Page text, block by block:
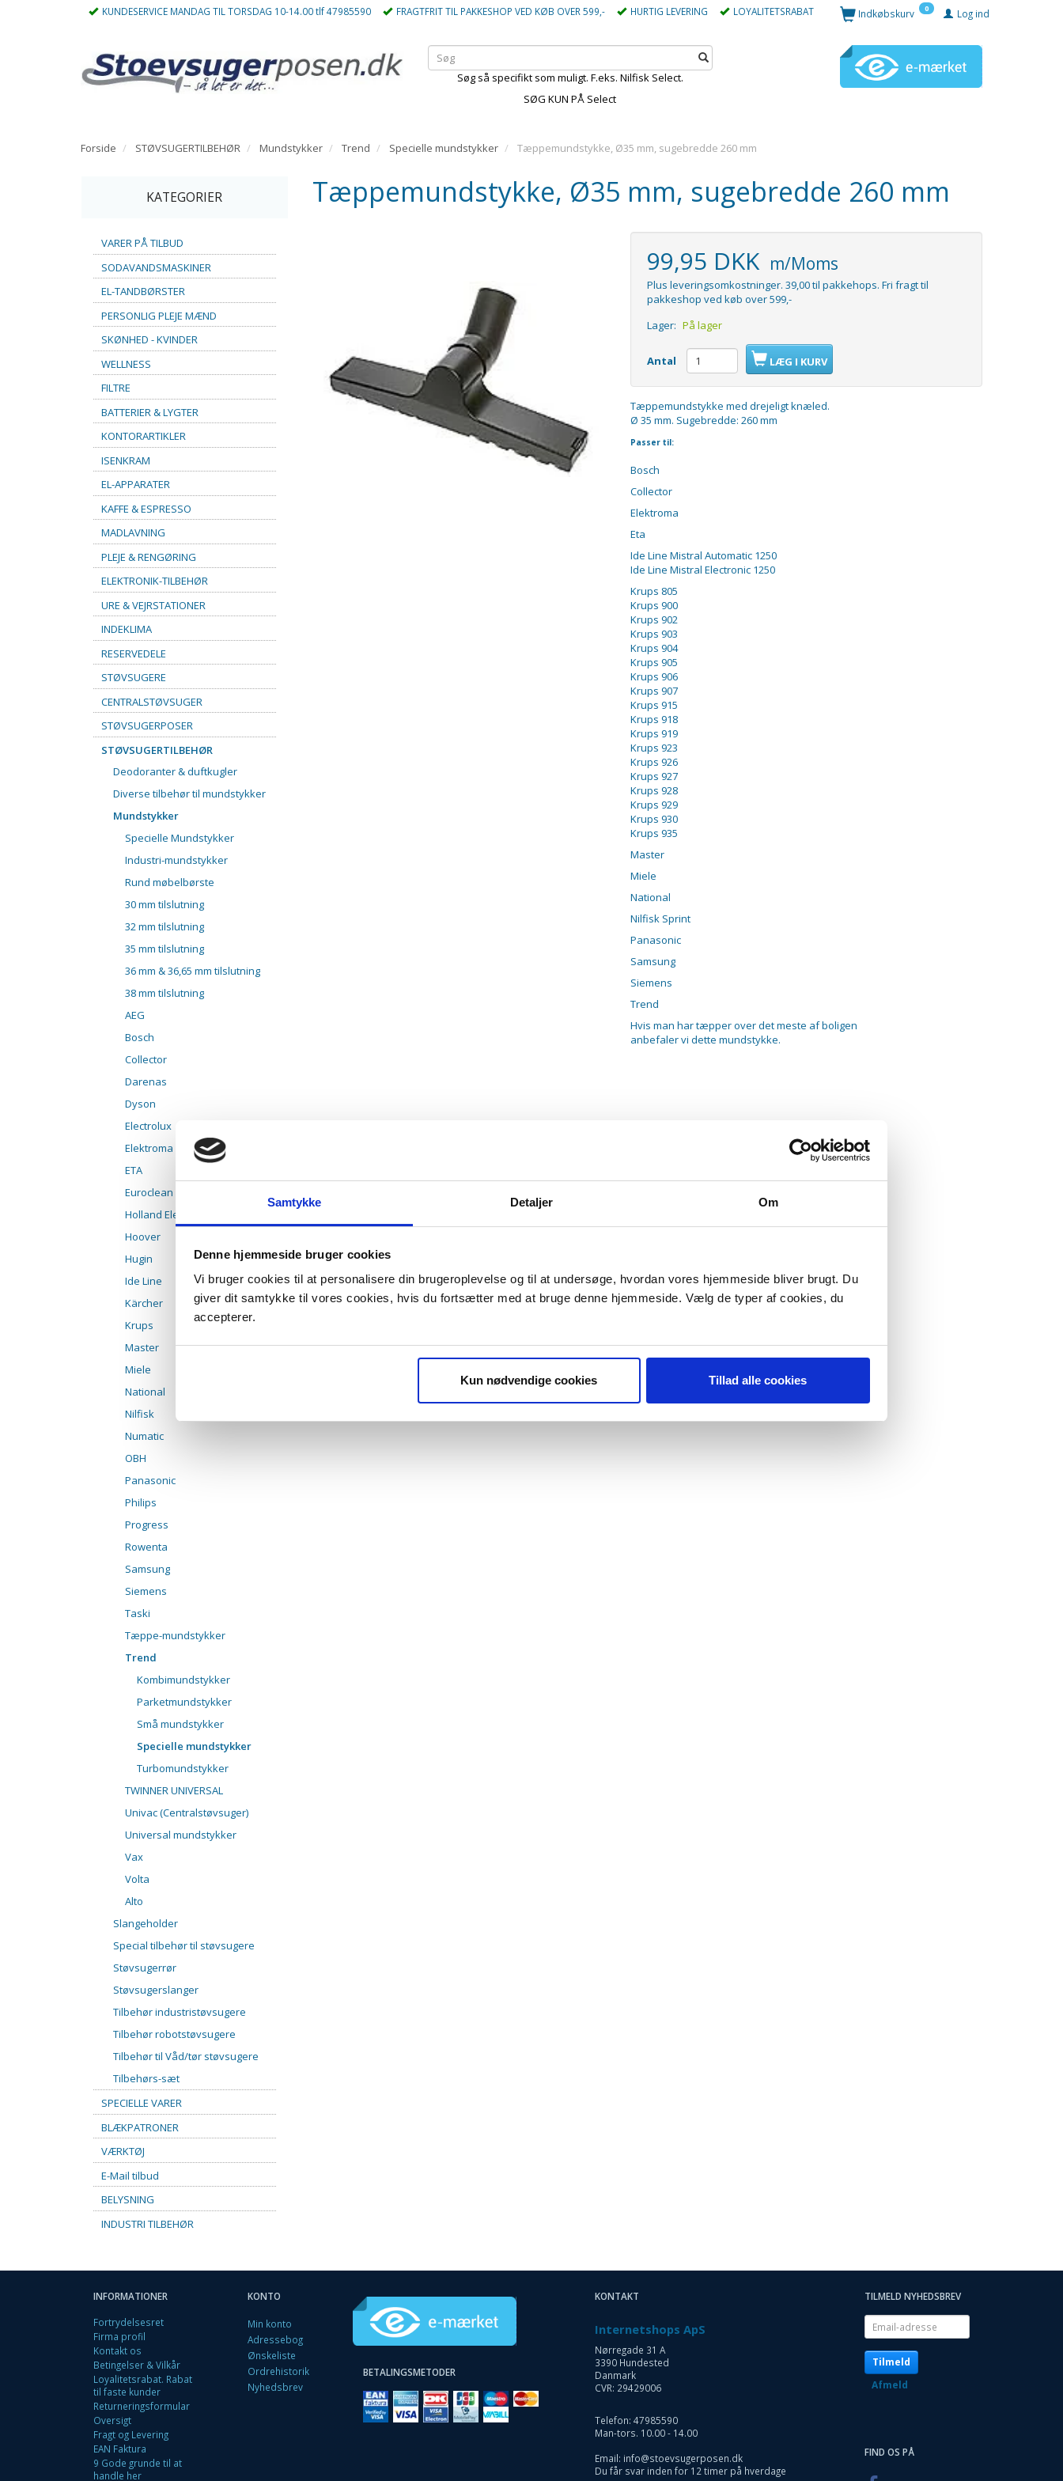
Samtykke Detaljer Om
Denne hjemmeside bruger cookies
Vi bruger cookies til at personalisere din brugeroplevelse og til at undersøge, hvordan vores hjemmeside bliver brugt. Du
giver dit samtykke til vores cookies, hvis du fortsætter med at bruge denne hjemmeside. Vælg de typer af cookies, du
accepterer.
Kun nødvendige cookies Tillad alle cookies
KUNDESERVICE MANDAG TIL TORSDAG 10-14.00 tlf 47985590 FRAGTFRIT TIL PAKKESHOP VED KØB OVER 599,- HURTIG LEVERING LOYALITETSRABAT Log ind
Indkøbskurv 0
Søg så specifikt som muligt. F.eks. Nilfisk Select.
SØG KUN PÅ Select
Forside STØVSUGERTILBEHØR Mundstykker Trend Specielle mundstykker Tæppemundstykke, Ø35 mm, sugebredde 260 mm
KATEGORIER
VARER PÅ TILBUD
SODAVANDSMASKINER
EL-TANDBØRSTER
PERSONLIG PLEJE MÆND
SKØNHED - KVINDER
WELLNESS
FILTRE
BATTERIER & LYGTER
KONTORARTIKLER
ISENKRAM
EL-APPARATER
KAFFE & ESPRESSO
MADLAVNING
PLEJE & RENGØRING
ELEKTRONIK-TILBEHØR
URE & VEJRSTATIONER
INDEKLIMA
RESERVEDELE
STØVSUGERE
CENTRALSTØVSUGER
STØVSUGERPOSER
STØVSUGERTILBEHØR
Deodoranter & duftkugler
Diverse tilbehør til mundstykker
Mundstykker
Specielle Mundstykker
Industri-mundstykker
Rund møbelbørste
30 mm tilslutning
32 mm tilslutning
35 mm tilslutning
36 mm & 36,65 mm tilslutning
38 mm tilslutning
AEG
Bosch
Collector
Darenas
Dyson
Electrolux
Elektroma
ETA
Euroclean
Holland Elektro
Hoover
Hugin
Ide Line
Kärcher
Krups
Master
Miele
National
Nilfisk
Numatic
OBH
Panasonic
Philips
Progress
Rowenta
Samsung
Siemens
Taski
Tæppe-mundstykker
Trend
Kombimundstykker
Parketmundstykker
Små mundstykker
Specielle mundstykker
Turbomundstykker
TWINNER UNIVERSAL
Univac (Centralstøvsuger)
Universal mundstykker
Vax
Volta
Alto
Slangeholder
Special tilbehør til støvsugere
Støvsugerrør
Støvsugerslanger
Tilbehør industristøvsugere
Tilbehør robotstøvsugere
Tilbehør til Våd/tør støvsugere
Tilbehørs-sæt
SPECIELLE VARER
BLÆKPATRONER
VÆRKTØJ
E-Mail tilbud
BELYSNING
INDUSTRI TILBEHØR
Tæppemundstykke, Ø35 mm, sugebredde 260 mm
99,95 DKK m/Moms
Plus leveringsomkostninger. 39,00 til pakkehops. Fri fragt til
pakkeshop ved køb over 599,-
Lager: På lager
Antal LÆG I KURV
Tæppemundstykke med drejeligt knæled.
Ø 35 mm. Sugebredde: 260 mm
Passer til:
Bosch
Collector
Elektroma
Eta
Ide Line Mistral Automatic 1250
Ide Line Mistral Electronic 1250
Krups 805
Krups 900
Krups 902
Krups 903
Krups 904
Krups 905
Krups 906
Krups 907
Krups 915
Krups 918
Krups 919
Krups 923
Krups 926
Krups 927
Krups 928
Krups 929
Krups 930
Krups 935
Master
Miele
National
Nilfisk Sprint
Panasonic
Samsung
Siemens
Trend
Hvis man har tæpper over det meste af boligen
anbefaler vi dette mundstykke.
INFORMATIONER
Fortrydelsesret
Firma profil
Kontakt os
Betingelser & Vilkår
Loyalitetsrabat. Rabat
til faste kunder
Returneringsformular
Oversigt
Fragt og Levering
EAN Faktura
9 Gode grunde til at
handle her
KONTO
Min konto
Adressebog
Ønskeliste
Ordrehistorik
Nyhedsbrev
BETALINGSMETODER
KONTAKT
Internetshops ApS
Nørregade 31 A
3390 Hundested
Danmark
CVR: 29429006
Telefon: 47985590
Man-tors. 10.00 - 14.00
Email: info@stoevsugerposen.dk
Du får svar inden for 12 timer på hverdage
TILMELD NYHEDSBREV
Email-
adresse
Tilmeld
Afmeld
FIND OS PÅ